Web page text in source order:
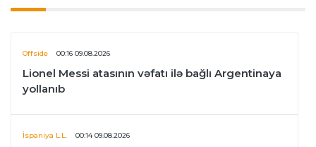
Offside 00:16 09.08.2026
Lionel Messi atasının vəfatı ilə bağlı Argentinaya
yollanıb
İspaniya L.L. 00:14 09.08.2026